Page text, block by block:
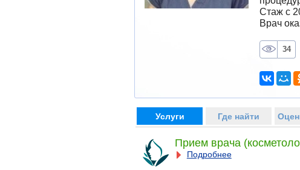
Стаж с
Врач
34
Услуги Где найти
Прием врача
Подробнее